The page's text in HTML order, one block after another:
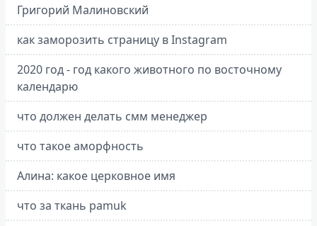
Григорий Малиновский
как заморозить страницу в Instagram
2020 год - год какого животного по восточному
календарю
что должен делать смм менеджер
что такое аморфность
Алина: какое церковное имя
что за ткань pamuk